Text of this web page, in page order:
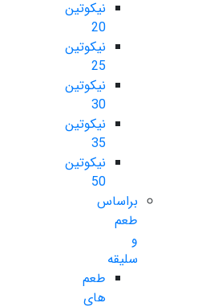
نیکوتین
20
نیکوتین
25
نیکوتین
30
نیکوتین
35
نیکوتین
50
براساس
طعم
و
سلیقه
طعم
های